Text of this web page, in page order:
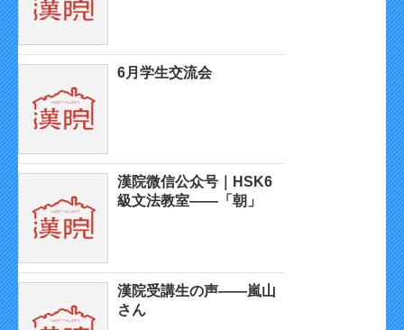
6月学生交流会
漢院微信公众号｜HSK6
級文法教室——「朝」
漢院受講生の声——嵐山
さん